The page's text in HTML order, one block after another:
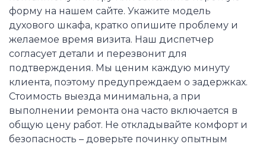
форму на нашем сайте. Укажите модель
духового шкафа, кратко опишите проблему и
желаемое время визита. Наш диспетчер
согласует детали и перезвонит для
подтверждения. Мы ценим каждую минуту
клиента, поэтому предупреждаем о задержках.
Стоимость выезда минимальна, а при
выполнении ремонта она часто включается в
общую цену работ. Не откладывайте комфорт и
безопасность – доверьте починку опытным